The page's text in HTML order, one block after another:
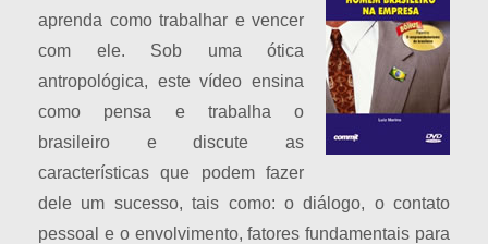
aprenda como trabalhar e vencer
com ele. Sob uma ótica
antropológica, este vídeo ensina
como pensa e trabalha o
brasileiro e discute as
características que podem fazer
dele um sucesso, tais como: o diálogo, o contato
pessoal e o envolvimento, fatores fundamentais para